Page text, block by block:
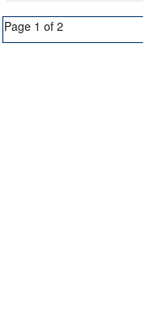
Page 1 of 2